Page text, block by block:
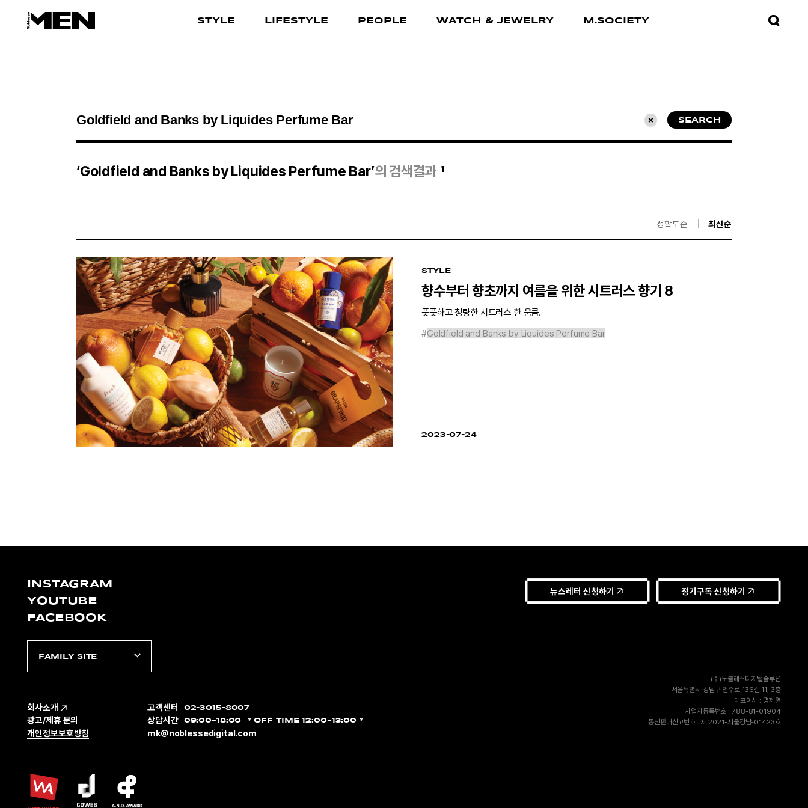
STYLE LIFESTYLE PEOPLE WATCH & JEWELRY M.SOCIETY
검색결과
초기화 SEARCH
‘Goldfield and Banks by Liquides Perfume Bar’의 검색결과 1
정확도순 최신순
STYLE
향수부터 향초까지 여름을 위한 시트러스 향기 8
풋풋하고 청량한 시트러스 한 움큼.
#Goldfield and Banks by Liquides Perfume Bar
2023-07-24
뉴스레터 신청하기 정기구독 신청하기
INSTAGRAM
YOUTUBE
FACEBOOK
FAMILY SITE
회사소개
광고/제휴 문의
개인정보보호방침
고객센터 02-3015-8007
상담시간 09:00~18:00 OFF TIME 12:00~13:00
mk@noblessedigital.com
(주)노블레스디지털솔루션
서울특별시 강남구 언주로 136길 11, 3층
대표이사 : 명제열
사업자등록번호 : 788-81-01904
통신판매신고번호 : 제 2021-서울강남-01423호